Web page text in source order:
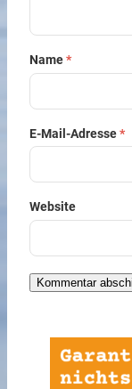
Name*
E-Mail-Adresse*
Website